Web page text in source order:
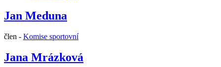
Jan Meduna
člen - Komise sportovní
Jana Mrázková